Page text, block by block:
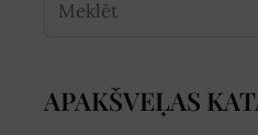
APAKŠVEĻAS